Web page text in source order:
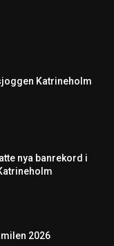
Katrineholm
nya banrekord i
2026